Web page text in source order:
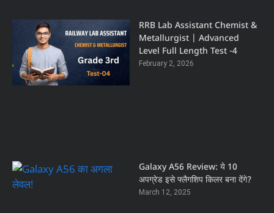
RRB Lab Assistant Chemist &
Metallurgist | Advanced
Level Full Length Test -4
February 2, 2026
Galaxy A56 Review: ये 10
अपग्रेड इसे फ्लैगशिप किलर बना देंगे?
March 12, 2025